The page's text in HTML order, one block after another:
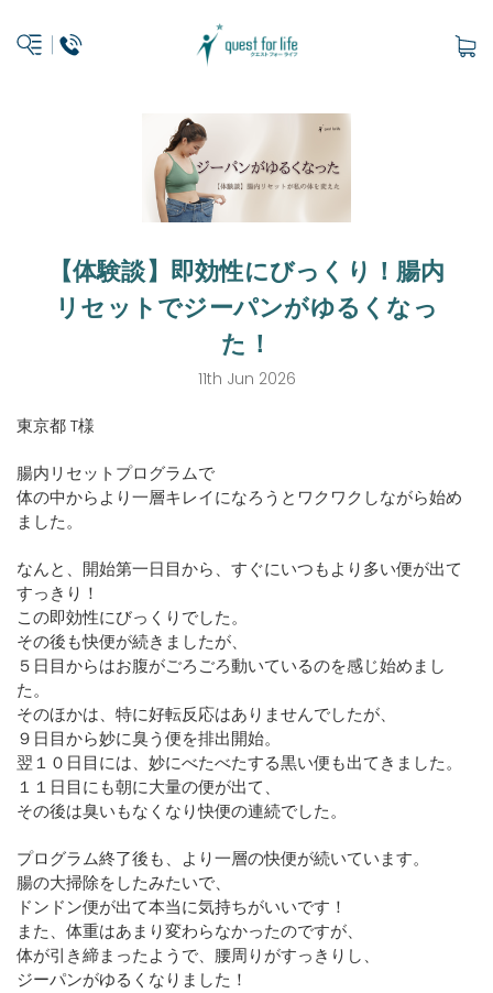
【体験談】即効性にびっくり！腸内
リセットでジーパンがゆるくなっ
た！
11th Jun 2026
東京都 T様
腸内リセットプログラムで
体の中からより一層キレイになろうとワクワクしながら始め
ました。
なんと、開始第一日目から、すぐにいつもより多い便が出て
すっきり！
この即効性にびっくりでした。
その後も快便が続きましたが、
５日目からはお腹がごろごろ動いているのを感じ始めまし
た。
そのほかは、特に好転反応はありませんでしたが、
９日目から妙に臭う便を排出開始。
翌１０日目には、妙にべたべたする黒い便も出てきました。
１１日目にも朝に大量の便が出て、
その後は臭いもなくなり快便の連続でした。
プログラム終了後も、より一層の快便が続いています。
腸の大掃除をしたみたいで、
ドンドン便が出て本当に気持ちがいいです！
また、体重はあまり変わらなかったのですが、
体が引き締まったようで、腰周りがすっきりし、
ジーパンがゆるくなりました！